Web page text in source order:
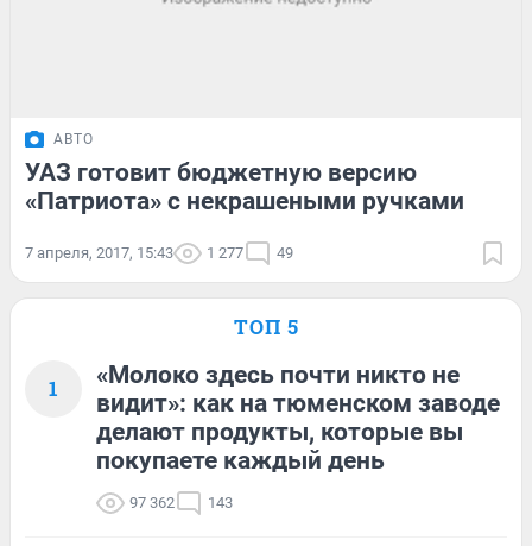
АВТО
УАЗ готовит бюджетную версию
«Патриота» с некрашеными ручками
7 апреля, 2017, 15:43 1 277 49
ТОП 5
1
«Молоко здесь почти никто не
видит»: как на тюменском заводе
делают продукты, которые вы
покупаете каждый день
97 362 143